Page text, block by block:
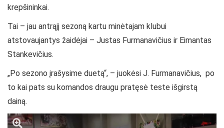
krepšininkai.
Tai – jau antrąjį sezoną kartu minėtajam klubui
atstovaujantys žaidėjai – Justas Furmanavičius ir Eimantas
Stankevičius.
„Po sezono įrašysime duetą“, – juokėsi J. Furmanavičius, po
to kai pats su komandos draugu pratęsė teste išgirstą
dainą.